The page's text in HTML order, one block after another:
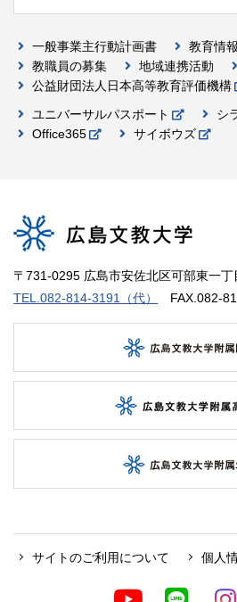
一般事業主行動計画書 教育情
教職員の募集
地域連携活動
公益財団法人日本高等教育評価機構
ユニバーサルパスポート
シ
Office365
サイボウズ
〒731-0295 広島市安佐北区可部東一丁
TEL.082-814-3191（代）
FAX.082-
サイトのご利用について 個人